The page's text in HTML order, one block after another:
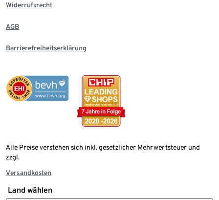
Widerrufsrecht
AGB
Barrierefreiheitserklärung
Alle Preise verstehen sich inkl. gesetzlicher Mehrwertsteuer und
zzgl.
Versandkosten
Land wählen